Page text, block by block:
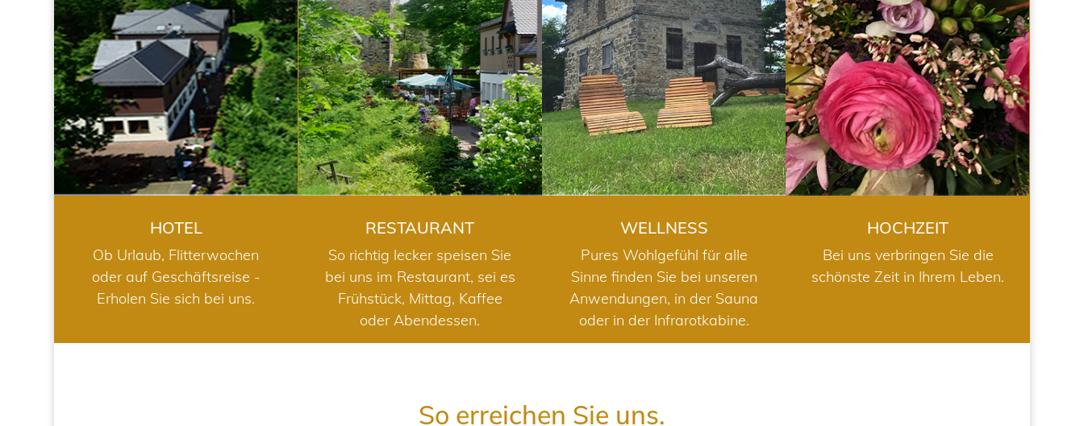
HOTEL
HOTEL
Ob Urlaub, Flitterwochen
oder auf Geschäftsreise -
Erholen Sie sich bei uns.
RESTAURANT
RESTAURANT
So richtig lecker speisen Sie
bei uns im Restaurant, sei es
Frühstück, Mittag, Kaffee
oder Abendessen.
WELLNESS
WELLNESS
Pures Wohlgefühl für alle
Sinne finden Sie bei unseren
Anwendungen, in der Sauna
oder in der Infrarotkabine.
HOCHZEIT
HOCHZEIT
Bei uns verbringen Sie die
schönste Zeit in Ihrem Leben.
So erreichen Sie uns.